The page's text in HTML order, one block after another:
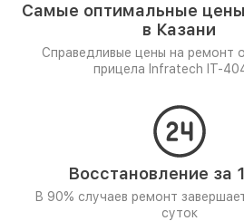
Самые оптимальные
в Казани
Справедливые цены на ремонт
прицела Infratech IT-
Восстановление за
В 90% случаев ремонт
суток